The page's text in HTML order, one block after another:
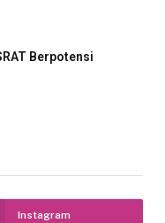
Berpotensi
Instagram